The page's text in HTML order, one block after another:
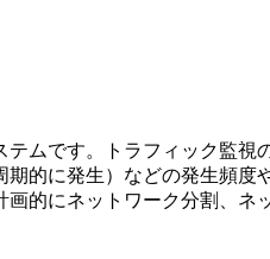
ムです。トラフィック監
的に発生）などの発生頻
的にネットワーク分割、